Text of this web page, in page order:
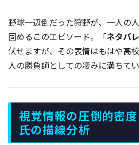
野球一辺倒だった狩野が、一人の
固めるこのエピソード。「ネタバレ
伏せますが、その表情はもはや高
人の勝負師としての凄みに満ちてい
視覚情報の圧倒的密
氏の描線分析